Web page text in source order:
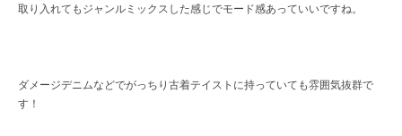
取り入れてもジャンルミックスした感じでモード感あっていいですね。
ダメージデニムなどでがっちり古着テイストに持っていても雰囲気抜群で
す！